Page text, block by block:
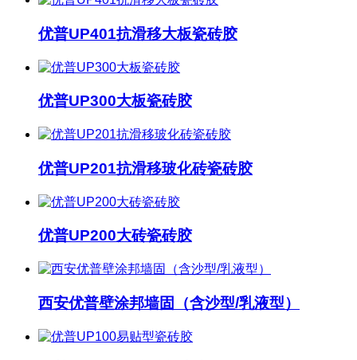
优普UP401抗滑移大板瓷砖胶
优普UP300大板瓷砖胶
优普UP201抗滑移玻化砖瓷砖胶
优普UP200大砖瓷砖胶
西安优普壁涂邦墙固（含沙型/乳液型）